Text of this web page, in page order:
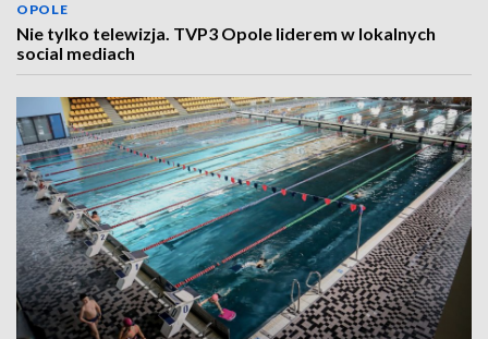
OPOLE
Nie tylko telewizja. TVP3 Opole liderem w lokalnych
social mediach